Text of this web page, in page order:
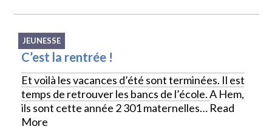
JEUNESSE
C’est la rentrée !
Et voilà les vacances d’été sont terminées. Il est
temps de retrouver les bancs de l’école. A Hem,
ils sont cette année 2 301 maternelles… Read
More